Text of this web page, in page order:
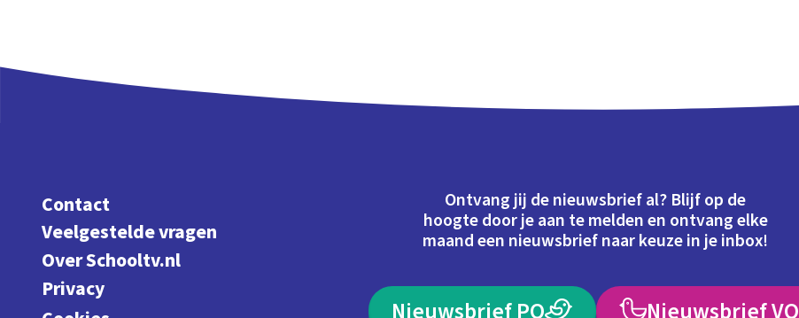
Contact
Veelgestelde vragen
Over Schooltv.nl
Privacy
Ontvang jij de nieuwsbrief al? Blijf op de
hoogte door je aan te melden en ontvang elke
maand een nieuwsbrief naar keuze in je inbox!
Nieuwsbrief PO Nieuwsbrief VO